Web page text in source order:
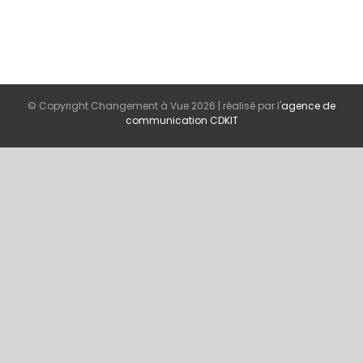
© Copyright Changement à Vue 2026 | réalisé par l'agence de
communication CDKIT